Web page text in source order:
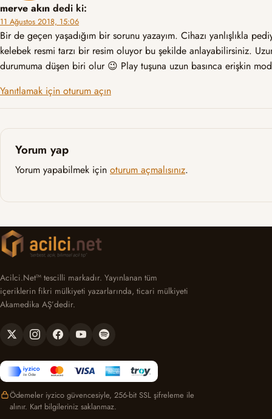
merve akın dedi ki:
11 Ağustos 2018, 15:06
Bir de geçen yaşadığım bir sorunu yazayım. Cihazı yanlışlıkla
kelebek resmi tarzı bir resim oluyor bu şekilde anlayabilirsiniz.
durumuma düşen biri olur 😉 Play tuşuna uzun basınca erişkin
Yanıtlamak için oturum açın
Yorum yap
Yorum yapabilmek için oturum açmalısınız.
Acilci.Net™ tescilli markadır. Yayınlanan tüm
içeriklerin fikri mülkiyeti yazarlarında, ticari mülkiyeti
Akamedika AŞ’dedir.
Ödemeler iyzico güvencesiyle, 256-bit SSL şifreleme ile
alınır. Kart bilgileriniz saklanmaz.